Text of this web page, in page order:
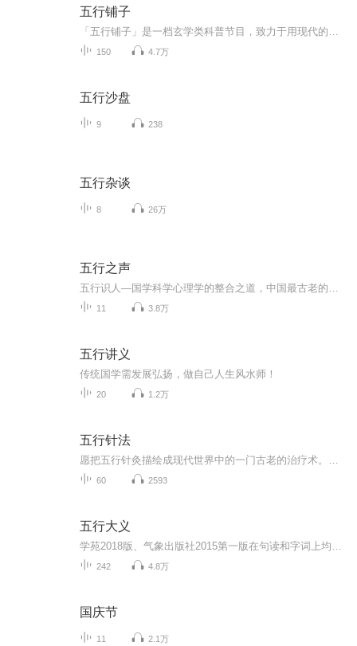
五行铺子
150 4.7万
五行沙盘
9 238
五行杂谈
8 26万
五行之声
11 3.8万
五行讲义
传统国学需发展弘扬，做自己人生风水师！
20 1.2万
五行针法
60 2593
五行大义
242 4.8万
国庆节
11 2.1万